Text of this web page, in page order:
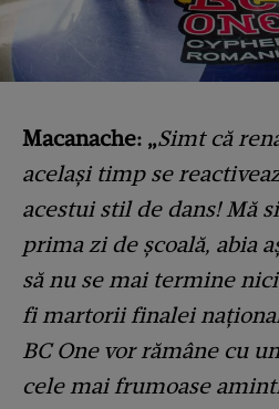
Macanache: „Simt că
același timp se
acestui stil de dans! Mă
prima zi de școală, abia
să nu se mai termine
fi martorii finalei
BC One vor rămâne cu
cele mai frumoase